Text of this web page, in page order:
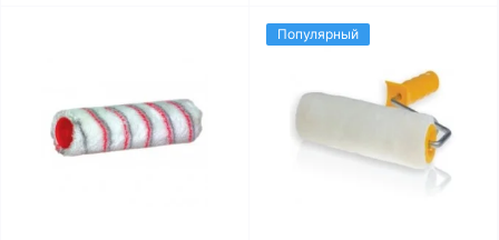
Популярный